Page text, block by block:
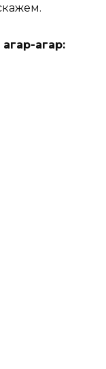
агар: